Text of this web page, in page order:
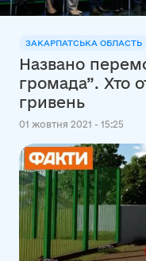
ЗАКАРПАТСЬКА ОБЛАСТЬ
Названо
громада”. Хто
гривень
01 жовтня 2021 - 15:25